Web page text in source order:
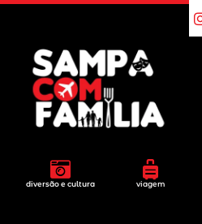
diversão e cultura viagem